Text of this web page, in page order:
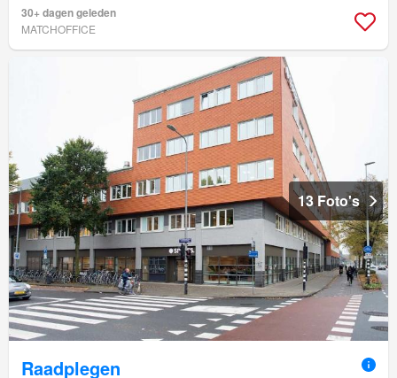
30+ dagen geleden
MATCHOFFICE
13 Foto's
Raadplegen